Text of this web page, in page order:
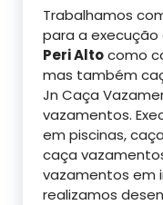
Trabalhamos
para a execução
Peri Altocomo
mas também
Jn Caça
vazamentos.
em piscinas,
caça
vazamentos em
realizamos